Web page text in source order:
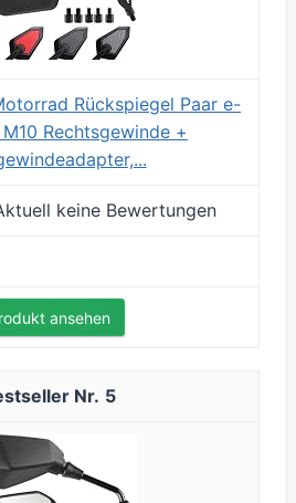
Rückspiegel Paar e-
Rechtsgewinde +
keine Bewertungen
ansehen
5